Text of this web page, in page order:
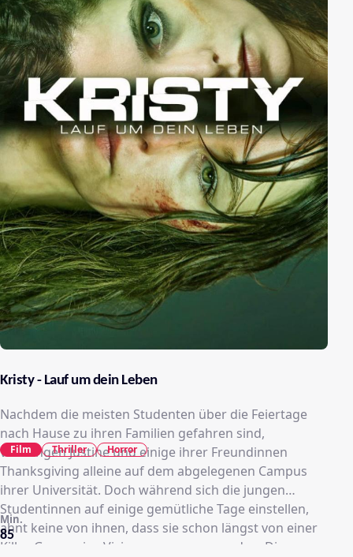
Kristy - Lauf um dein Leben
Nachdem die meisten Studenten über die Feiertage
nach Hause zu ihren Familien gefahren sind,
verbringen Justine und einige ihrer Freundinnen
Thanksgiving alleine auf dem abgelegenen Campus
ihrer Universität. Doch während sich die jungen
Studentinnen auf einige gemütliche Tage einstellen,
ahnt keine von ihnen, dass sie schon längst von einer
Killer-Gruppe ins Visier genommen wurden. Diese
85
Min.
Film Thriller Horror